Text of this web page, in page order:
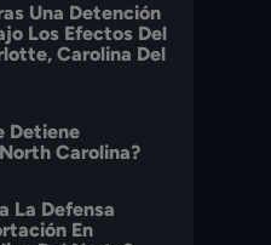
Una Detención
Los Efectos Del
Carolina Del
Detiene
Carolina?
La Defensa
En